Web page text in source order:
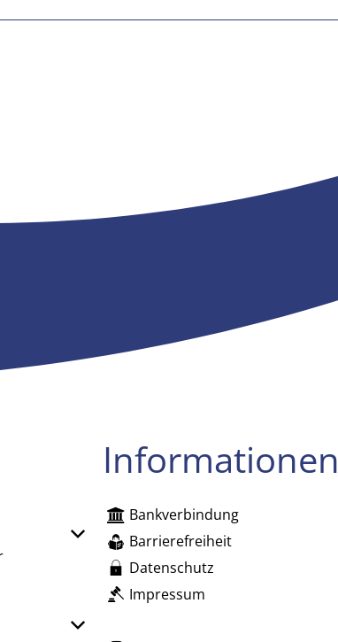
auszublenden
auszublenden
Informationen
Bankverbindung
Barrierefreiheit
Datenschutz
Impressum